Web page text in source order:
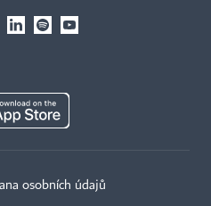
osobních údajů